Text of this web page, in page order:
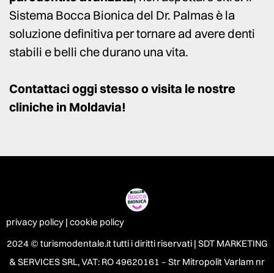
Sistema Bocca Bionica del Dr. Palmas è la
soluzione definitiva per tornare ad avere denti
stabili e belli che durano una vita.
Contattaci oggi stesso o visita le nostre
cliniche in Moldavia!
privacy policy | cookie policy
2024 © turismodentale.it tutti i diritti riservati | SDT MARKETING
& SERVICES SRL, VAT: RO 49620161 – Str Mitropolit Varlam nr